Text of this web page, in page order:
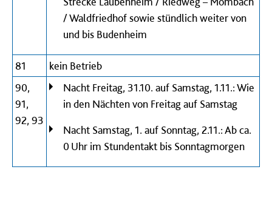
/ Waldfriedhof sowie stündlich weiter von
und bis Budenheim
81
kein Betrieb
90,
91,
92, 93
Nacht Freitag, 31.10. auf Samstag, 1.11.: Wie
in den Nächten von Freitag auf Samstag
Nacht Samstag, 1. auf Sonntag, 2.11.: Ab ca.
0 Uhr im Stundentakt bis Sonntagmorgen